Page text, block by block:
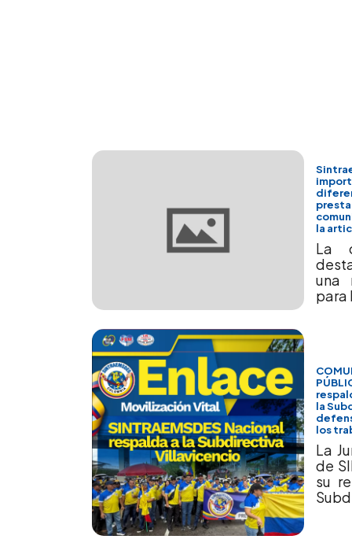
la
La
una
para
la
los
La
de
su